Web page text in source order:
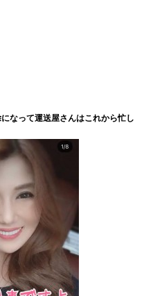
なって運送屋さんはこれから忙し